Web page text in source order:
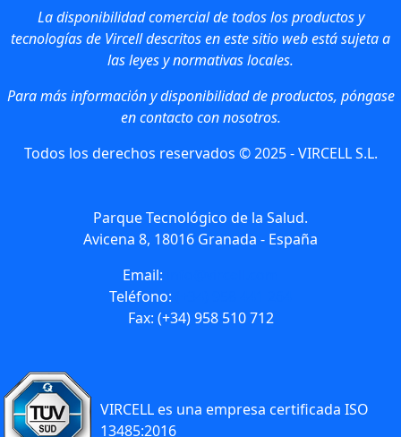
La disponibilidad comercial de todos los productos y
tecnologías de Vircell descritos en este sitio web está sujeta a
las leyes y normativas locales.
Para más información y disponibilidad de productos, póngase
en contacto con nosotros.
Todos los derechos reservados © 2025 - VIRCELL S.L.
Parque Tecnológico de la Salud.
Avicena 8, 18016 Granada - España
Email:
Teléfono:
Fax: (+34) 958 510 712
VIRCELL es una empresa certificada ISO
13485:2016